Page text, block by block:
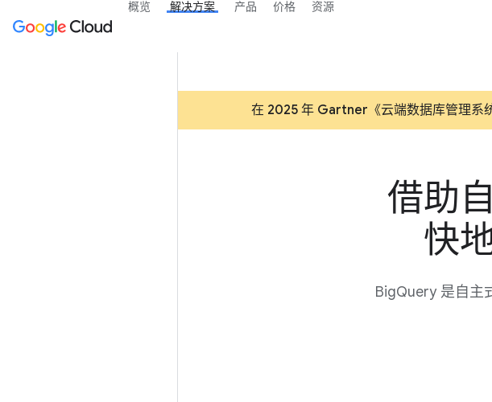
在 2025 年 Gartner《云端数据库管理系
借助
快
BigQuery 是自主
概览 解决方案 产品 价格 资源